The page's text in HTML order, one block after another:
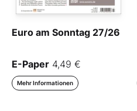
Euro am Sonntag 27/26
E-Paper 4,49 €
Mehr Informationen